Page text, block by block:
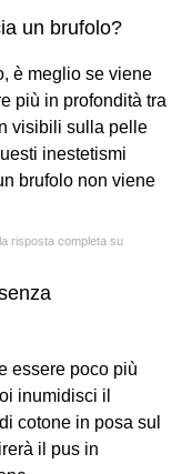
un brufolo?
è meglio se viene
più in profondità tra
visibili sulla pelle
inestetismi
brufolo non viene
risposta completa su
essere poco più
inumidisci il
cotone in posa sul
il pus in